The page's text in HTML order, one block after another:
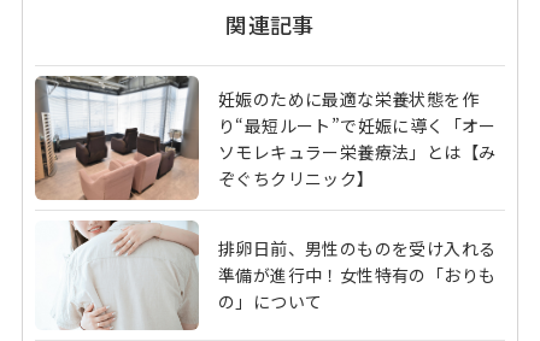
関連記事
妊娠のために最適な栄養状態を作
り“最短ルート”で妊娠に導く「オー
ソモレキュラー栄養療法」とは【み
ぞぐちクリニック】
排卵日前、男性のものを受け入れる
準備が進行中！女性特有の「おりも
の」について